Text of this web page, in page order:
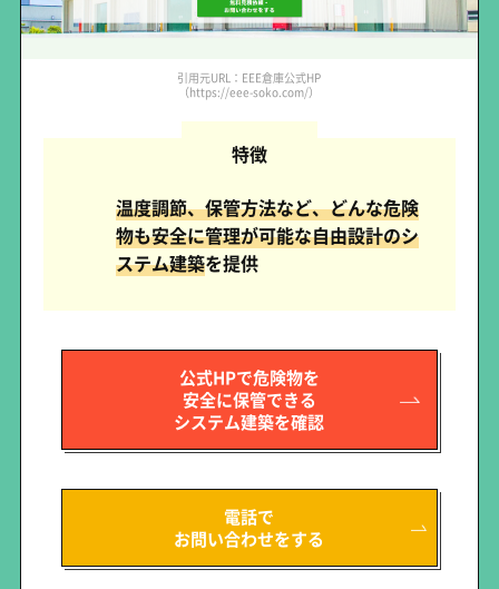
引用元URL：EEE倉庫公式HP
（https://eee-soko.com/）
特徴
温度調節、保管方法など、どんな危険
物も安全に管理が可能な自由設計のシ
ステム建築を提供
公式HPで危険物を
安全に保管できる
システム建築を確認
電話で
お問い合わせをする